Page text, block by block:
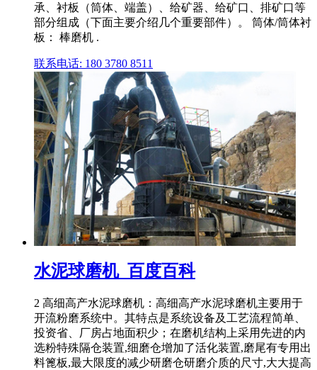
承、衬板（筒体、端盖）、给矿器、给矿口、排矿口等
部分组成（下面主要介绍几个重要部件）。 筒体/筒体衬
板： 棒磨机 .
联系电话: 180 3780 8511
水泥球磨机_百度百科
2 高细高产水泥球磨机：高细高产水泥球磨机主要用于
开流粉磨系统中。其特点是系统设备及工艺流程简单、
投资省、厂房占地面积少；在磨机结构上采用先进的内
选粉特殊隔仓装置,细磨仓增加了活化装置,磨尾有专用出
料篦板,最大限度的减少研磨仓研磨介质的尺寸,大大提高